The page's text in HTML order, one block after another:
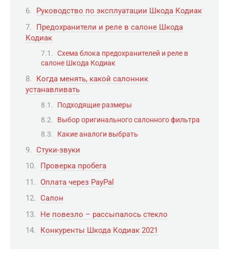
Руководство по эксплуатации Шкода Кодиак
Предохранители и реле в салоне Шкода
Кодиак
Схема блока предохранителей и реле в
салоне Шкода Кодиак
Когда менять, какой салонник
устанавливать
Подходящие размеры
Выбор оригинального салонного фильтра
Какие аналоги выбрать
Стуки-звуки
Проверка пробега
Оплата через PayPal
Салон
Не повезло – рассыпалось стекло
Конкуренты Шкода Кодиак 2021